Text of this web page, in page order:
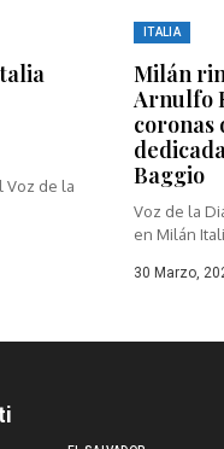
Voz de la
ITALIA
Milán
Arnulfo
coronas
Baggio
Voz de la
en Milán
30 Marzo,